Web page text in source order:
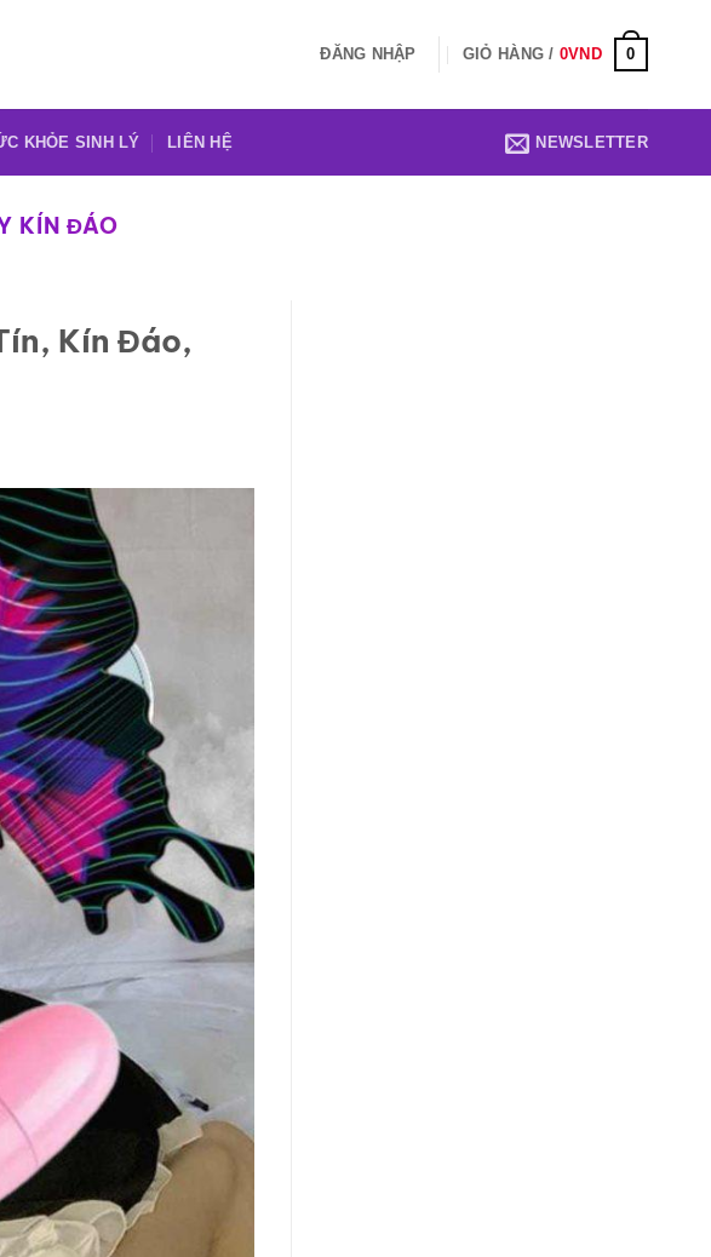
ĐĂNG NHẬP GIỎ HÀNG / 0VND 0
KHỎE SINH LÝ LIÊN HỆ NEWSLETTER
KÍN ĐÁO
Kín Đáo,